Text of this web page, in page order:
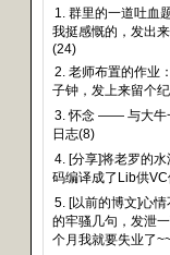
1. 群里的一道吐血
我挺感慨的，发出
(24)
2. 老师布置的作业
子钟，发上来留个
3. 怀念 —— 与大牛
日志(8)
4. [分享]将老罗的
码编译成了Lib供
5. [以前的博文]心
的牢骚几句，发泄
个月我就要失业了